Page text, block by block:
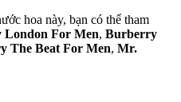
hoa này, bạn có thể tham
For Men, Burberry
The Beat For Men, Mr.